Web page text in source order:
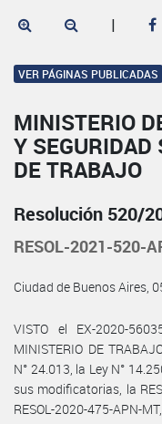
|
VER PÁGINAS PUBLICADAS
MINISTERIO
Y SEGURIDAD
DE TRABAJO
Resolución 520/
RESOL-2021-520-
Ciudad de Buenos Aires,
VISTO el EX-2020-
MINISTERIO DE
N° 24.013, la Ley N°
sus modificatorias, la
RESOL-2020-475-APN-